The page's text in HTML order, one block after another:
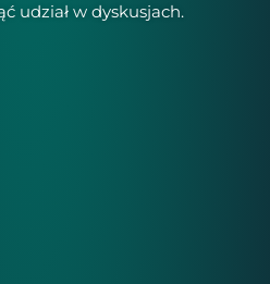
udział w dyskusjach.